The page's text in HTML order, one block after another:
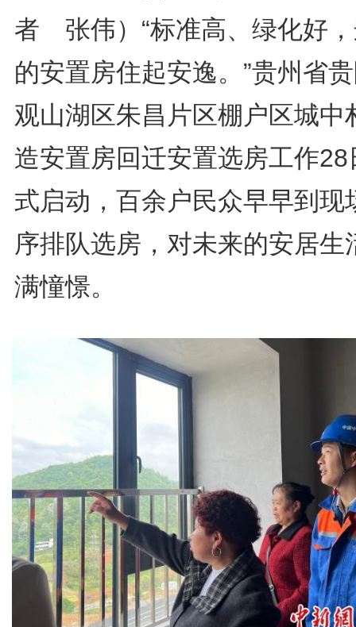
者 张伟）“标准高、绿化好
的安置房住起安逸。”贵州省
观山湖区朱昌片区棚户区城中
造安置房回迁安置选房工作28
式启动，百余户民众早早到现
序排队选房，对未来的安居生
满憧憬。